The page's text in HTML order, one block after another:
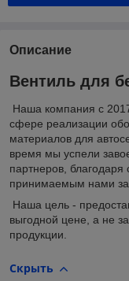
Описание
Вентиль для
Наша компания с
сфере реализации
материалов для
время мы успели
партнеров,
принимаемым нами
Наша цель -
выгодной цене, а не
продукции.
Скрыть